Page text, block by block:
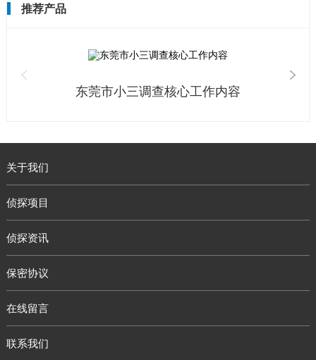
推荐产品
东莞市小三调查核心工作内容
关于我们
侦探项目
侦探资讯
保密协议
在线留言
联系我们